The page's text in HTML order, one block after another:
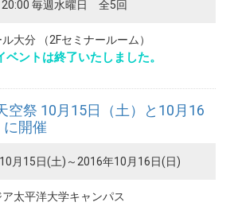
20:00 毎週水曜日 全5回
大分 （2Fセミナールーム）
ベントは終了いたしました。
空祭 10月15日（土）と10月16
に開催
月15日(土)～2016年10月16日(日)
太平洋大学キャンパス